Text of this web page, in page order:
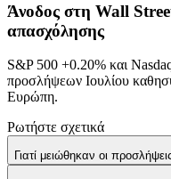
Άνοδος στη Wall
απασχόλησης
S&P 500 +0.20% και
προσλήψεων Ιουλίου
Ευρώπη.
Ρωτήστε σχετικά
Γιατί μειώθηκαν οι